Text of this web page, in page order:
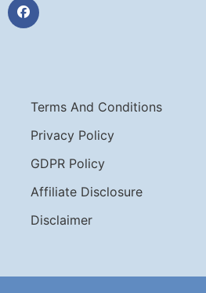
Terms And Conditions
Privacy Policy
GDPR Policy
Affiliate Disclosure
Disclaimer